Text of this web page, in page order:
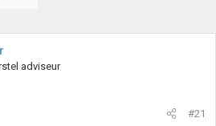
adviseur
#21